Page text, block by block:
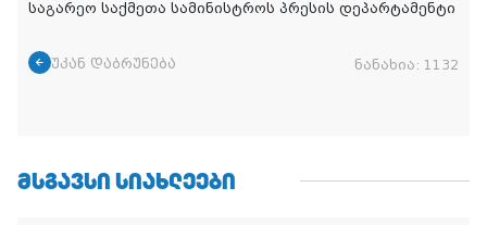
საგარეო საქმეთა სამინისტროს პრესის დეპარტამენტი
უკან დაბრუნება ნანახია: 1132
ᲛᲡᲒᲐᲕᲡᲘ ᲡᲘᲐᲮᲚᲔᲔᲑᲘ